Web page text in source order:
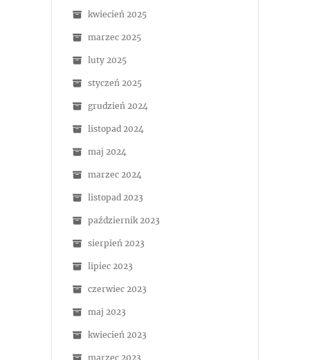
kwiecień 2025
marzec 2025
luty 2025
styczeń 2025
grudzień 2024
listopad 2024
maj 2024
marzec 2024
listopad 2023
październik 2023
sierpień 2023
lipiec 2023
czerwiec 2023
maj 2023
kwiecień 2023
marzec 2023